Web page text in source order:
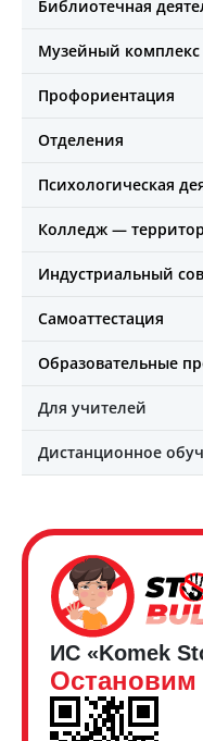
Библиотечная
Музейный комплекс
Профориентация
Отделения
Психологическая
Колледж —
Индустриальный
Самоаттестация
Образовательные
Для учителей
Дистанционное
ИС «Komek
Остановим